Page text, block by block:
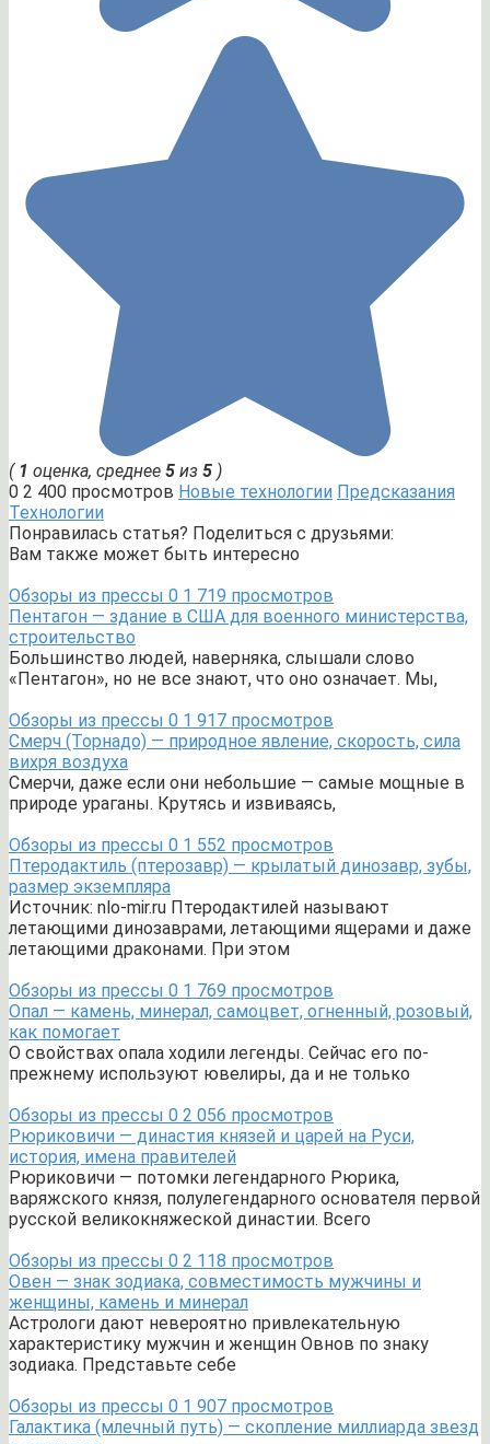
( 1 оценка, среднее 5 из 5 )
0 2 400 просмотров Новые технологии Предсказания
Технологии
Понравилась статья? Поделиться с друзьями:
Вам также может быть интересно
Обзоры из прессы 0 1 719 просмотров
Пентагон — здание в США для военного министерства,
строительство
Большинство людей, наверняка, слышали слово
«Пентагон», но не все знают, что оно означает. Мы,
Обзоры из прессы 0 1 917 просмотров
Смерч (Торнадо) — природное явление, скорость, сила
вихря воздуха
Смерчи, даже если они небольшие — самые мощные в
природе ураганы. Крутясь и извиваясь,
Обзоры из прессы 0 1 552 просмотров
Птеродактиль (птерозавр) — крылатый динозавр, зубы,
размер экземпляра
Источник: nlo-mir.ru Птеродактилей называют
летающими динозаврами, летающими ящерами и даже
летающими драконами. При этом
Обзоры из прессы 0 1 769 просмотров
Опал — камень, минерал, самоцвет, огненный, розовый,
как помогает
О свойствах опала ходили легенды. Сейчас его по-
прежнему используют ювелиры, да и не только
Обзоры из прессы 0 2 056 просмотров
Рюриковичи — династия князей и царей на Руси,
история, имена правителей
Рюриковичи — потомки легендарного Рюрика,
варяжского князя, полулегендарного основателя первой
русской великокняжеской династии. Всего
Обзоры из прессы 0 2 118 просмотров
Овен — знак зодиака, совместимость мужчины и
женщины, камень и минерал
Астрологи дают невероятно привлекательную
характеристику мужчин и женщин Овнов по знаку
зодиака. Представьте себе
Обзоры из прессы 0 1 907 просмотров
Галактика (млечный путь) — скопление миллиарда звезд